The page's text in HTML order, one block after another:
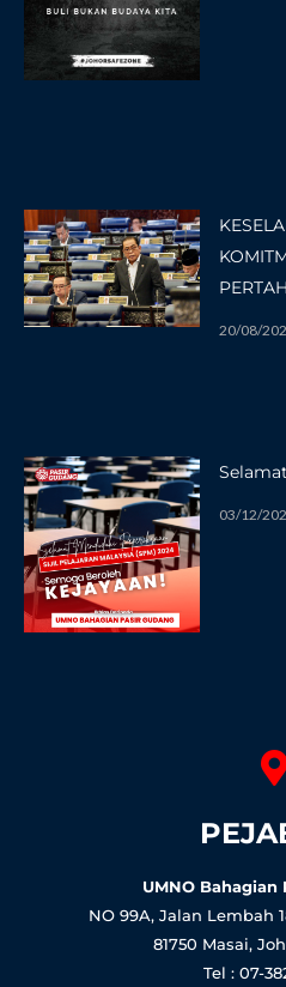
20/08/
03/12/
UMNO Bahagian
NO 99A, Jalan Lembah
81750 Masai,
Tel : 07-